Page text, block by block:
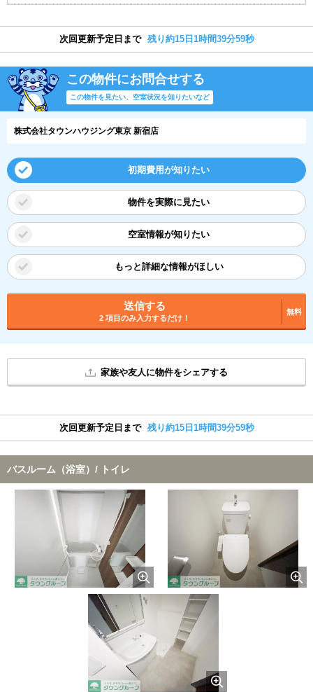
次回更新予定日まで 残り約15日1時間39分58秒
この物件にお問合せする
この物件を見たい、空室状況を知りたいなど
株式会社タウンハウジング東京 新宿店
初期費用が知りたい
物件を実際に見たい
空室情報が知りたい
もっと詳細な情報がほしい
送信する
2 項目のみ入力するだけ！
無料
家族や友人に物件をシェアする
次回更新予定日まで 残り約15日1時間39分58秒
バスルーム（浴室）/ トイレ